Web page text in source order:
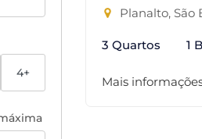
4+
Planalto, São
3 Quartos 1
Mais